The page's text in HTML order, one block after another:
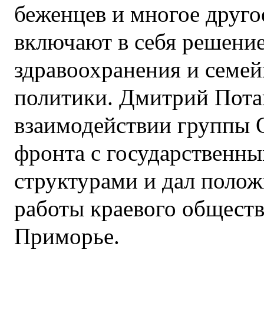
беженцев и многое
включают в себя
здравоохранения и
политики. Дмитрий
взаимодействии группы
фронта с
структурами и дал
работы краевого
Приморье.